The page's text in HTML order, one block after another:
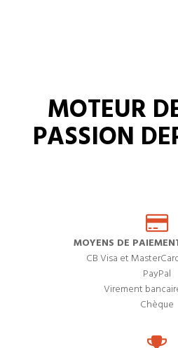
MOTEUR
PASSION
MOYENS DE
CB Visa et
PayPal
Virement
Chèque